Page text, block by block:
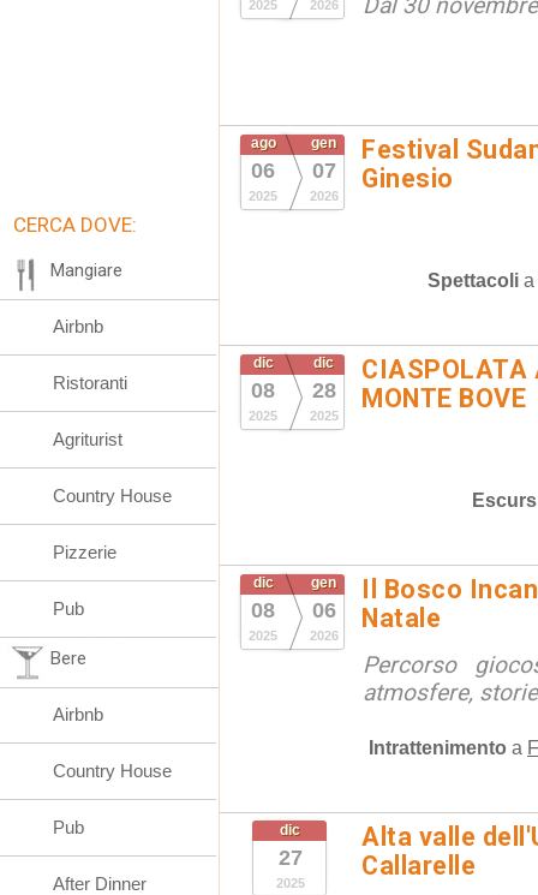
2025 2026
ago
06
2025
gen
07
2026
Festival
Ginesio
Spettacoli a
dic
08
2025
dic
28
2025
CIASPOLATA
MONTE BOVE
dic
08
2025
gen
06
2026
Il Bosco
Natale
Percorso
atmosfere,
Intrattenimento a
dic
27
2025
Alta valle
Callarelle
CERCA DOVE:
Mangiare
Airbnb
Ristoranti
Agriturist
Country House
Pizzerie
Pub
Bere
Airbnb
Country House
Pub
After Dinner